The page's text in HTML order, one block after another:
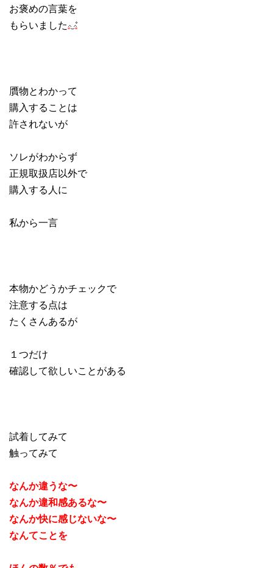
お褒めの言葉を
もらいました
贋物とわかって
購入することは
許されないが
ソレがわからず
正規取扱店以外で
購入する人に
私から一言
本物かどうかチェックで
注意する点は
たくさんあるが
１つだけ
確認して欲しいことがある
試着してみて
触ってみて
なんか違うな〜
なんか違和感あるな〜
なんか快に感じないな〜
なんてことを